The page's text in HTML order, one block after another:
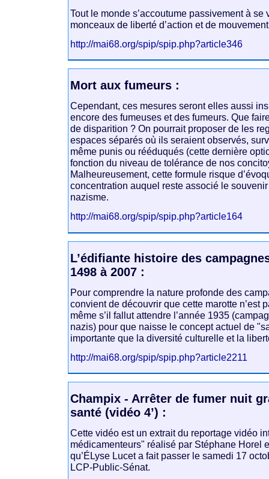
Tout le monde s’accoutume passivement à se
monceaux de liberté d’action et de
http://mai68.org/spip/spip.php?article346
Mort aux fumeurs :
Cependant, ces mesures seront elles aussi
encore des fumeuses et des fumeurs. Que
de disparition ? On pourrait proposer de les
espaces séparés où ils seraient observés,
même punis ou rééduqués (cette dernière
fonction du niveau de tolérance de nos
Malheureusement, cette formule risque
concentration auquel reste associé le
nazisme.
http://mai68.org/spip/spip.php?article164
L’édifiante histoire des
1498 à 2007 :
Pour comprendre la nature profonde des
convient de découvrir que cette marotte n’est
même s’il fallut attendre l’année 1935
nazis) pour que naisse le concept actuel de
importante que la diversité culturelle et la
http://mai68.org/spip/spip.php?article2211
Champix - Arrêter de fumer nuit
santé (vidéo 4’) :
Cette vidéo est un extrait du reportage vidéo
médicamenteurs" réalisé par Stéphane Horel
qu’ÉLyse Lucet a fait passer le samedi 17
LCP-Public-Sénat.